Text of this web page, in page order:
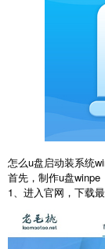
怎么u盘启动装系统
首先，制作u盘winpe
1、进入官网，下载